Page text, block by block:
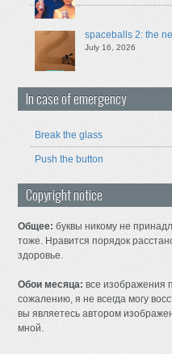
spaceballs 2: the
July 16, 2026
In case of emergency
Break the glass
Push the button
Copyright notice
Общее: буквы никому не
тоже. Нравится порядок
здоровье.
Обои месяца: все изображения
сожалению, я не всегда могу
вы являетесь автором
мной.